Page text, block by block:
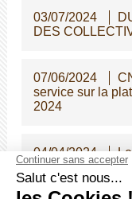
03/07/2024
DES
07/06/2024
service sur la
2024
04/04/2024
annexe